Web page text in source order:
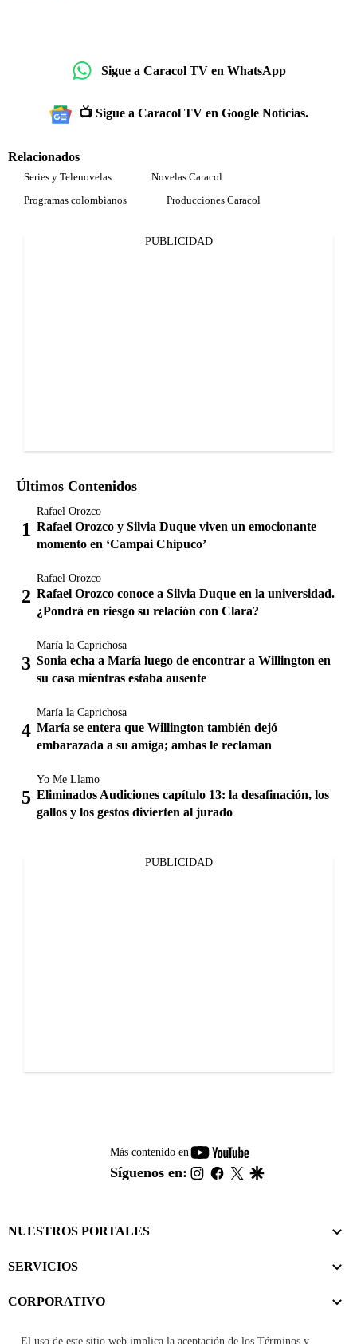
Sigue a Caracol TV en WhatsApp
📺 Sigue a Caracol TV en Google Noticias.
Relacionados
Series y Telenovelas
Novelas Caracol
Programas colombianos
Producciones Caracol
PUBLICIDAD
Últimos Contenidos
Rafael Orozco
Rafael Orozco y Silvia Duque viven un emocionante
momento en ‘Campai Chipuco’
Rafael Orozco
Rafael Orozco conoce a Silvia Duque en la universidad.
¿Pondrá en riesgo su relación con Clara?
María la Caprichosa
Sonia echa a María luego de encontrar a Willington en
su casa mientras estaba ausente
María la Caprichosa
María se entera que Willington también dejó
embarazada a su amiga; ambas le reclaman
Yo Me Llamo
Eliminados Audiciones capítulo 13: la desafinación, los
gallos y los gestos divierten al jurado
PUBLICIDAD
Más contenido en
youtube-
footer
Síguenos en: instagram
facebook
twitter
NUESTROS PORTALES
SERVICIOS
CORPORATIVO
El uso de este sitio web implica la aceptación de los Términos y